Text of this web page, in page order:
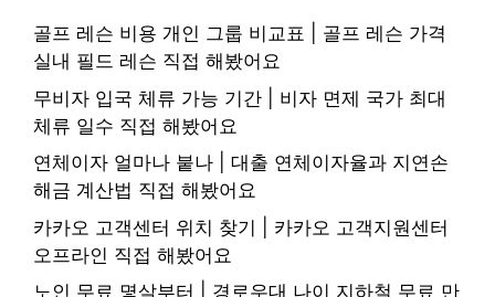
골프 레슨 비용 개인 그룹 비교표 | 골프 레슨 가격
실내 필드 레슨 직접 해봤어요
무비자 입국 체류 가능 기간 | 비자 면제 국가 최대
체류 일수 직접 해봤어요
연체이자 얼마나 붙나 | 대출 연체이자율과 지연손
해금 계산법 직접 해봤어요
카카오 고객센터 위치 찾기 | 카카오 고객지원센터
오프라인 직접 해봤어요
노인 무료 몇살부터 | 경로우대 나이 지하철 무료 만